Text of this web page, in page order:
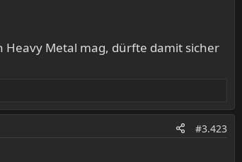
Heavy Metal mag, dürfte damit sicher
#3.423